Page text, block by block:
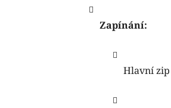
Zapínání:
Hlavní zip